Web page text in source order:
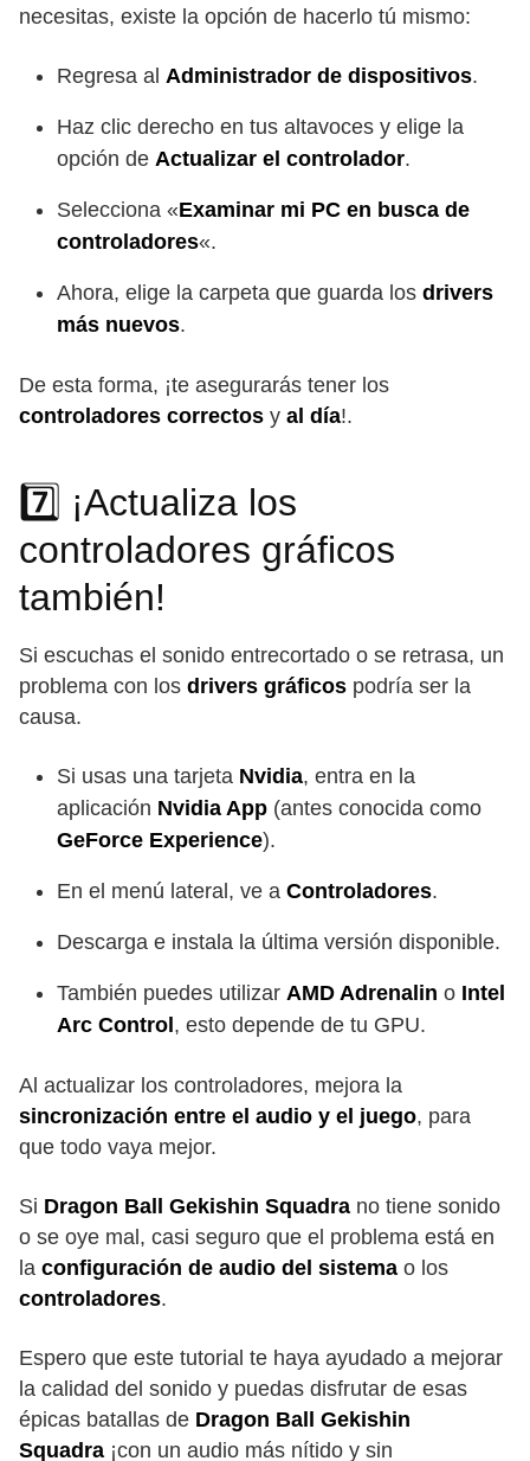
necesitas, existe la opción de hacerlo tú mismo:
Regresa al Administrador de dispositivos.
Haz clic derecho en tus altavoces y elige la
opción de Actualizar el controlador.
Selecciona «Examinar mi PC en busca de
controladores«.
Ahora, elige la carpeta que guarda los drivers
más nuevos.
De esta forma, ¡te asegurarás tener los
controladores correctos y al día!.
7️⃣ ¡Actualiza los
controladores gráficos
también!
Si escuchas el sonido entrecortado o se retrasa, un
problema con los drivers gráficos podría ser la
causa.
Si usas una tarjeta Nvidia, entra en la
aplicación Nvidia App (antes conocida como
GeForce Experience).
En el menú lateral, ve a Controladores.
Descarga e instala la última versión disponible.
También puedes utilizar AMD Adrenalin o Intel
Arc Control, esto depende de tu GPU.
Al actualizar los controladores, mejora la
sincronización entre el audio y el juego, para
que todo vaya mejor.
Si Dragon Ball Gekishin Squadra no tiene sonido
o se oye mal, casi seguro que el problema está en
la configuración de audio del sistema o los
controladores.
Espero que este tutorial te haya ayudado a mejorar
la calidad del sonido y puedas disfrutar de esas
épicas batallas de Dragon Ball Gekishin
Squadra ¡con un audio más nítido y sin